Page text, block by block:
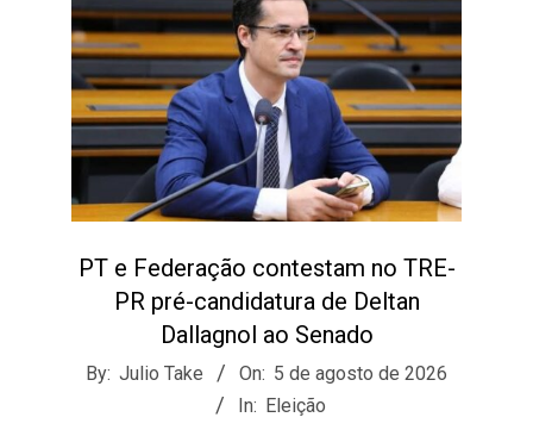
PT e Federação contestam no TRE-
PR pré-candidatura de Deltan
Dallagnol ao Senado
2026-
By: Julio Take On: 5 de agosto de 2026
In: Eleição